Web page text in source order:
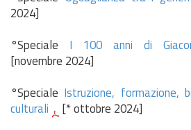
2024]
°Speciale I 100 anni di
[novembre 2024]
°Speciale Istruzione, formazione,
culturali
[* ottobre 2024]